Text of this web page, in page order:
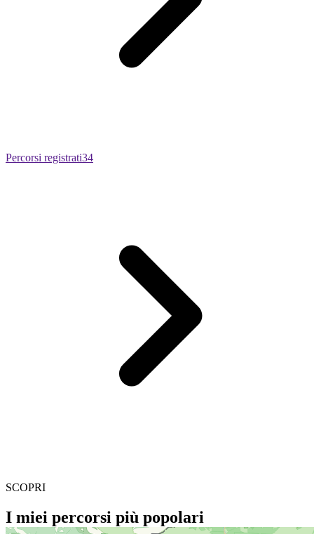
Percorsi registrati34
SCOPRI
I miei percorsi più popolari